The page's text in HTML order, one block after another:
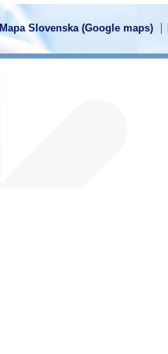
Mapa Slovenska (Google maps)